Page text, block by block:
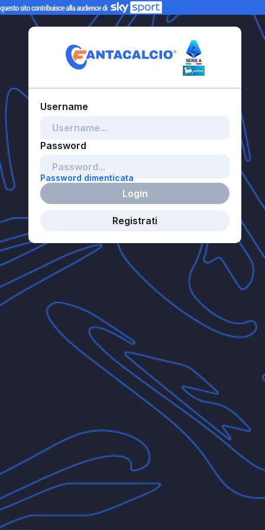
Password dimenticata
Login
Registrati